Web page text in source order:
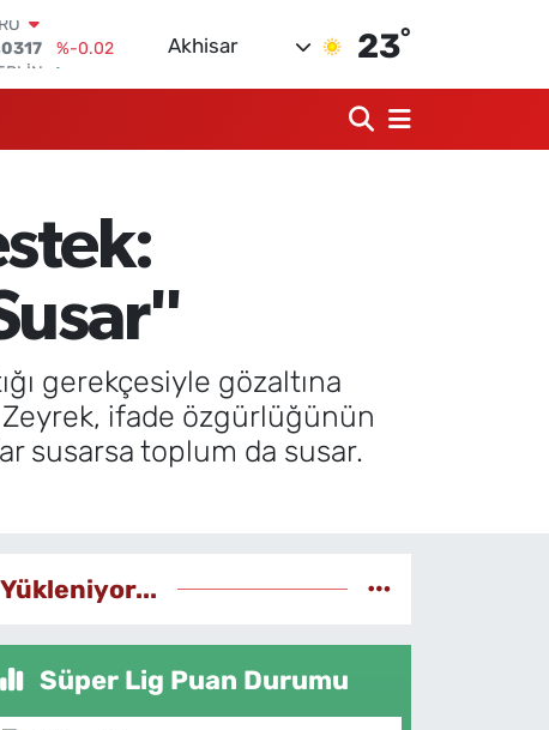
%0.07
%70
%0.16
Akhisar 23°
gerekçesiyle gözaltına
ifade özgürlüğünün
susarsa toplum da susar.
Yükleniyor...
Süper Lig Puan Durumu